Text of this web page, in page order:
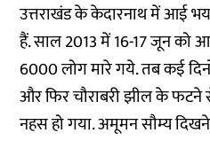
उत्तराखंड के केदारनाथ में आई
हैं. साल 2013 में 16-17 जून
6000 लोग मारे गये. तब कई
और फिर चौराबरी झील के फटने
नहस हो गया. अमूमन सौम्य दिखने